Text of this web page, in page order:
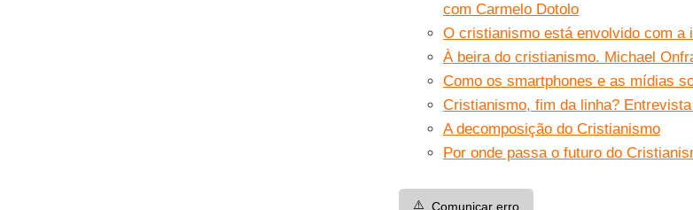
com Carmelo Dotolo
O cristianismo está envolvido com
À beira do cristianismo. Michael
Como os smartphones e as mídias
Cristianismo, fim da linha?
A decomposição do Cristianismo
Por onde passa o futuro do
⚠️ Comunicar erro